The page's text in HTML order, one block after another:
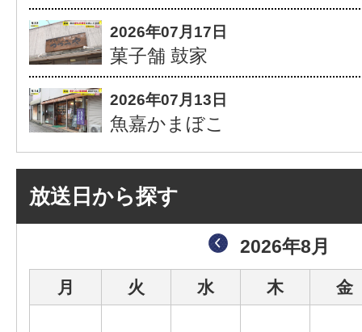
2026年07月17日
菓子舗 鼓家
2026年07月13日
魚嘉かまぼこ
放送日から探す
2026年8月
月 火 水 木 金